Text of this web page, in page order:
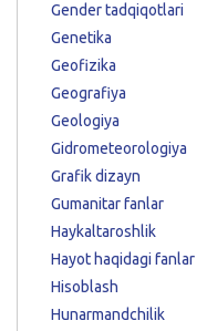
Gender tadqiqotlari
Genetika
Geofizika
Geografiya
Geologiya
Gidrometeorologiya
Grafik dizayn
Gumanitar fanlar
Haykaltaroshlik
Hayot haqidagi fanlar
Hisoblash
Hunarmandchilik